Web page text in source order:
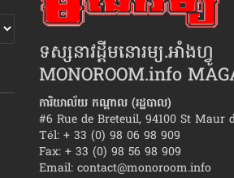
រឿង៧យ៉ាង ​ដែល​ភរិយា​គ្រប់​រូប​ចង់​បាន ពី​ស្វាមី​
ទស្សនាវដ្ដីមនោរម្យ.អាំងហ្វូ
MONOROOM.info
ការិយាល័យ កណ្ដាល (រដ្ឋបាល)
#6 Rue de Breteuil, 94100 St Maur
Tél: + 33 (0) 98 06 98 909
Fax: + 33 (0) 98 56 98 909
Email: contact@monoroom.info